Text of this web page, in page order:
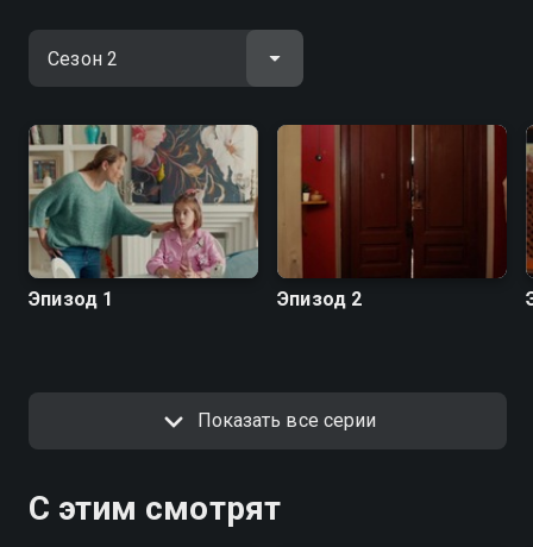
Эпизод 1 Эпизод 2
Показать все серии
С этим смотрят